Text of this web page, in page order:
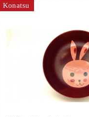
Konatsu